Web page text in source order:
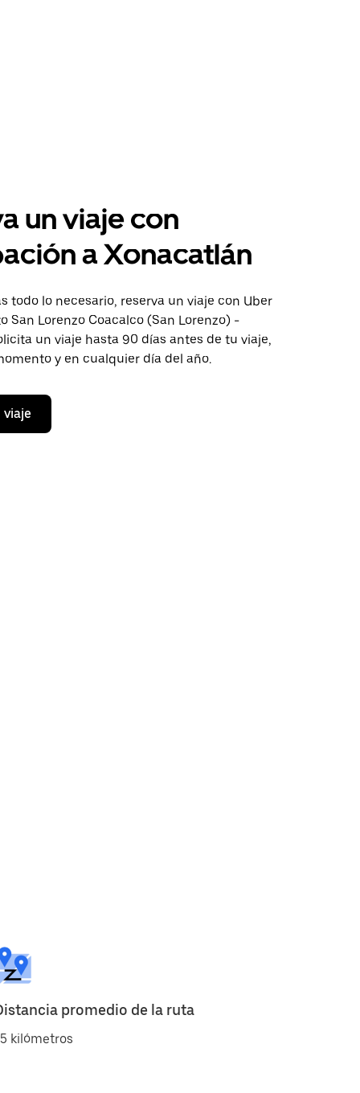
un viaje con
a Xonacatlán
todo lo necesario, reserva un viaje con Uber
San Lorenzo Coacalco (San Lorenzo) -
un viaje hasta 90 días antes de tu viaje,
y en cualquier día del año.
viaje
promedio de la ruta
kilómetros